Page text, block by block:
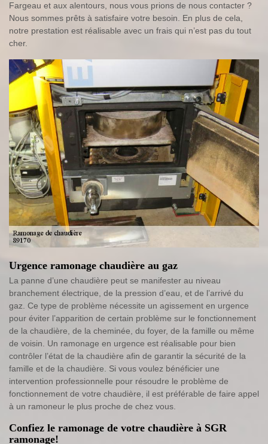
Fargeau et aux alentours, nous vous prions de nous contacter ?
Nous sommes prêts à satisfaire votre besoin. En plus de cela,
notre prestation est réalisable avec un frais qui n’est pas du tout
cher.
Urgence ramonage chaudière au gaz
La panne d’une chaudière peut se manifester au niveau
branchement électrique, de la pression d’eau, et de l’arrivé du
gaz. Ce type de problème nécessite un agissement en urgence
pour éviter l’apparition de certain problème sur le fonctionnement
de la chaudière, de la cheminée, du foyer, de la famille ou même
de voisin. Un ramonage en urgence est réalisable pour bien
contrôler l’état de la chaudière afin de garantir la sécurité de la
famille et de la chaudière. Si vous voulez bénéficier une
intervention professionnelle pour résoudre le problème de
fonctionnement de votre chaudière, il est préférable de faire appel
à un ramoneur le plus proche de chez vous.
Confiez le ramonage de votre chaudière à SGR
ramonage!